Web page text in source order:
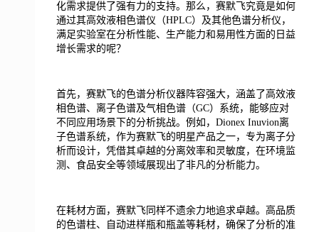
化需求提供了强有力的支持。那么，赛默飞究竟是如何
通过其高效液相色谱仪（HPLC）及其他色谱分析仪，
满足实验室在分析性能、生产能力和易用性方面的日益
增长需求的呢？
首先，赛默飞的色谱分析仪器阵容强大，涵盖了高效液
相色谱、离子色谱及气相色谱（GC）系统，能够应对
不同应用场景下的分析挑战。例如，Dionex Inuvion离
子色谱系统，作为赛默飞的明星产品之一，专为离子分
析而设计，凭借其卓越的分离效率和灵敏度，在环境监
测、食品安全等领域展现出了非凡的分析能力。
在耗材方面，赛默飞同样不遗余力地追求卓越。高品质
的色谱柱、自动进样瓶和瓶盖等耗材，确保了分析的准